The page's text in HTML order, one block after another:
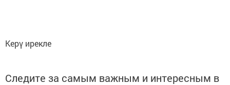
Керү ирекле
Следите за самым важным и интересным в